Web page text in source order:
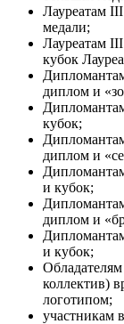
Лауреатам
медали;
Лауреатам
кубок
диплом и
кубок;
диплом и
и кубок;
диплом и
и кубок;
коллектив)
логотипом;
участникам